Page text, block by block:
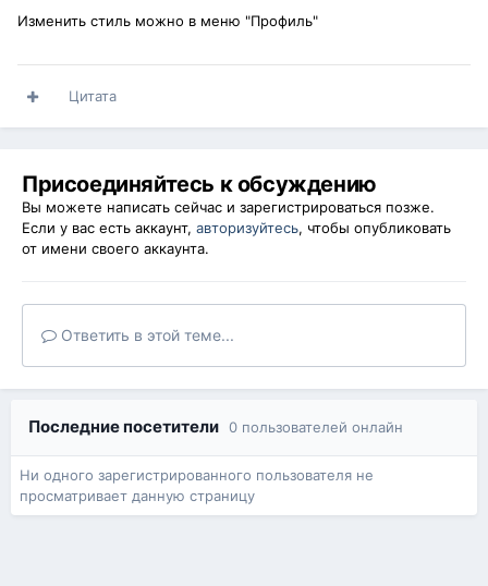
Изменить стиль можно в меню "Профиль"
Цитата
Присоединяйтесь к обсуждению
Вы можете написать сейчас и зарегистрироваться позже.
Если у вас есть аккаунт, авторизуйтесь, чтобы опубликовать
от имени своего аккаунта.
Ответить в этой теме...
Последние посетители 0 пользователей онлайн
Ни одного зарегистрированного пользователя не
просматривает данную страницу